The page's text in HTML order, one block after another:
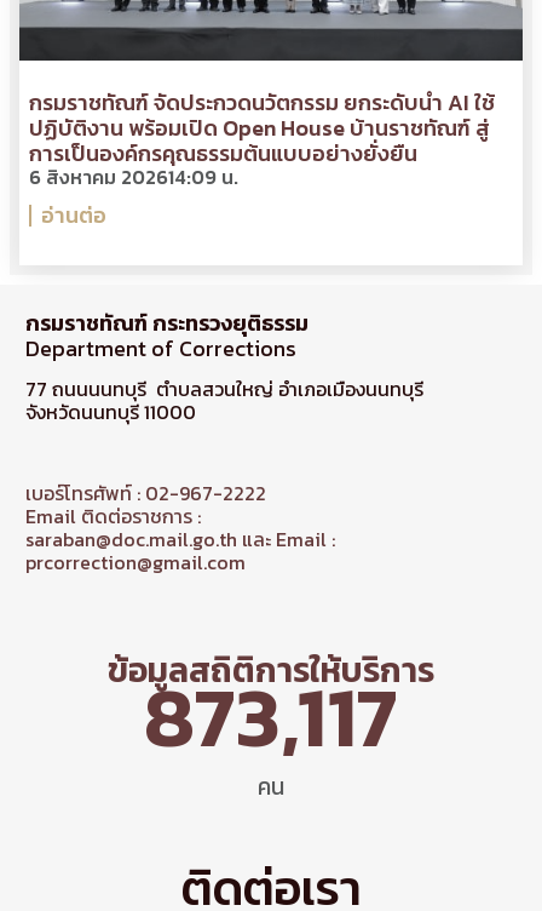
กรมราชทัณฑ์ จัดประกวดนวัตกรรม ยกระดับนำ AI ใช้
ปฏิบัติงาน พร้อมเปิด Open House บ้านราชทัณฑ์ สู่
การเป็นองค์กรคุณธรรมต้นแบบอย่างยั่งยืน
6 สิงหาคม 202614:09 น.
อ่านต่อ
กรมราชทัณฑ์ กระทรวงยุติธรรม
Department of Corrections
77 ถนนนนทบุรี ตำบลสวนใหญ่ อำเภอเมืองนนทบุรี
จังหวัดนนทบุรี 11000
เบอร์โทรศัพท์ : 02-967-2222
Email ติดต่อราชการ :
saraban@doc.mail.go.th และ Email :
prcorrection@gmail.com
ข้อมูลสถิติการให้บริการ
คน
873,117
ติดต่อเรา